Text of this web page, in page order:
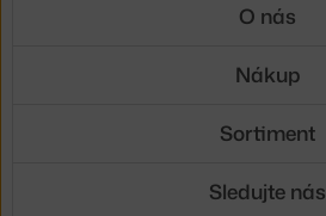
O nás
Nákup
Sortiment
Sledujte nás